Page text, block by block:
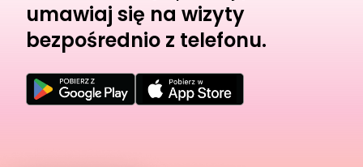
umawiaj się na wizyty
bezpośrednio z telefonu.